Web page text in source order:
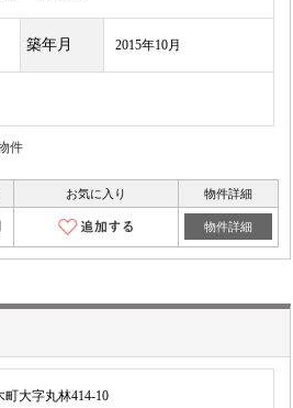
築年月 2015年10月
件
お気に入り 物件詳細
物件詳細
大字丸林414-10